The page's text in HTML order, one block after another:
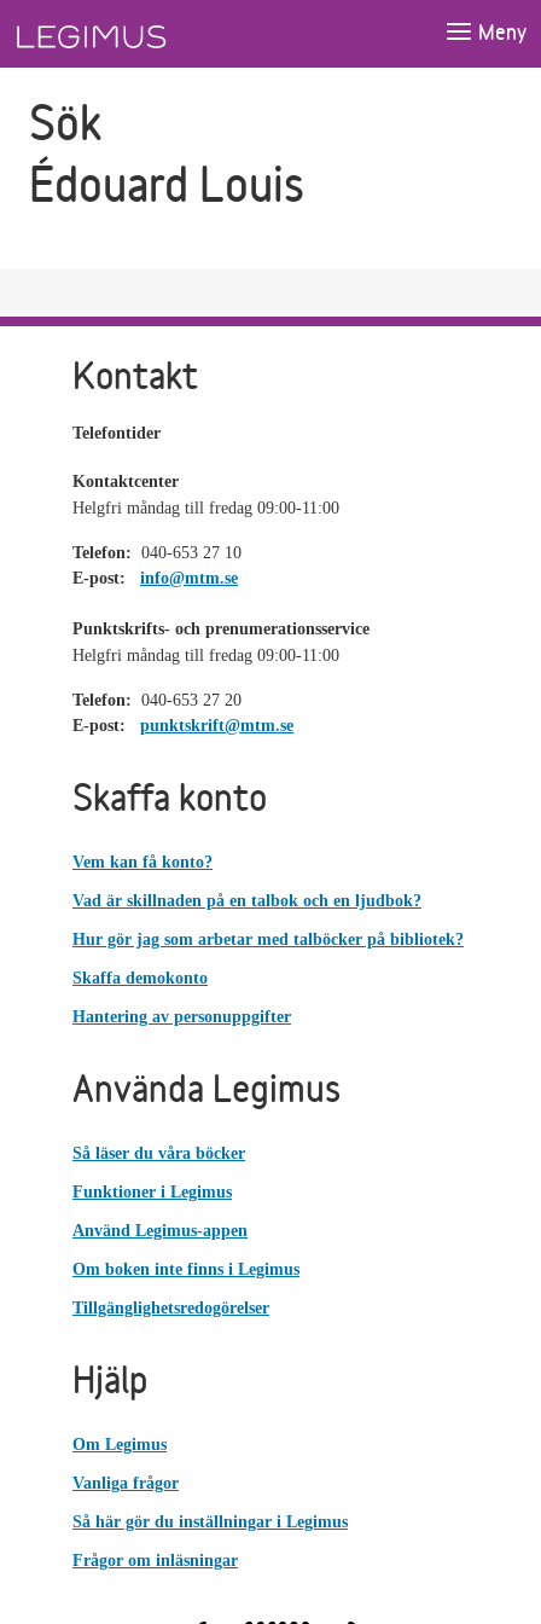
Meny
Sök
Édouard Louis
Kontakt
Telefontider
Kontaktcenter
Helgfri måndag till fredag 09:00-11:00
Telefon: 040-653 27 10
E-post:
info@mtm.se
Punktskrifts- och prenumerationsservice
Helgfri måndag till fredag 09:00-11:00
Telefon: 040-653 27 20
E-post:
punktskrift@mtm.se
Skaffa konto
Vem kan få konto?
Vad är skillnaden på en talbok och en ljudbok?
Hur gör jag som arbetar med talböcker på bibliotek?
Skaffa demokonto
Hantering av personuppgifter
Använda Legimus
Så läser du våra böcker
Funktioner i Legimus
Använd Legimus-appen
Om boken inte finns i Legimus
Tillgänglighetsredogörelser
Hjälp
Om Legimus
Vanliga frågor
Så här gör du inställningar i Legimus
Frågor om inläsningar